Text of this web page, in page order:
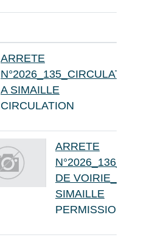
ARRETE
A SIMAILLE
CIRCULATION
ARRETE
DE
SIMAILLE
PERMISSION